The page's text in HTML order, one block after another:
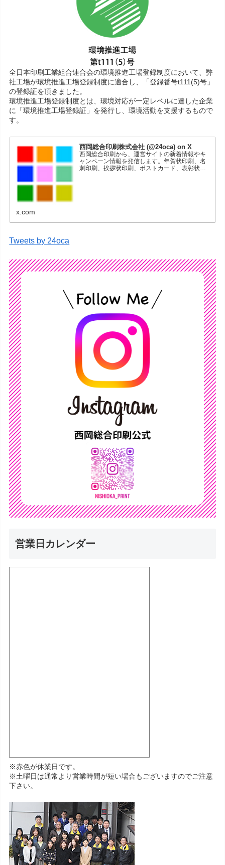
全日本印刷工業組合連合会の環境推進工場登録制度において、弊
社工場が環境推進工場登録制度に適合し、「登録番号t111(5)号」
の登録証を頂きました。
環境推進工場登録制度とは、環境対応が一定レベルに達した企業
に「環境推進工場登録証」を発行し、環境活動を支援するもので
す。
西岡総合印刷株式会社 (@24oca) on X
西岡総合印刷から、運営サイトの新着情報やキ
ャンペーン情報を発信します。年賀状印刷、名
刺印刷、挨拶状印刷、ポストカード、表彰状印
x.com
Tweets by 24oca
営業日カレンダー
※赤色が休業日です。
※土曜日は通常より営業時間が短い場合もございますのでご注意
下さい。